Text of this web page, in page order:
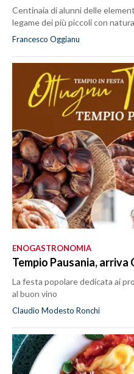
Centinaia di alunni delle
legame dei più piccoli con
Francesco Oggianu
ENOGASTRONOMIA
Tempio Pausania,
La festa popolare dedicata ai
al buon vino
Claudio Modesto Ronchi